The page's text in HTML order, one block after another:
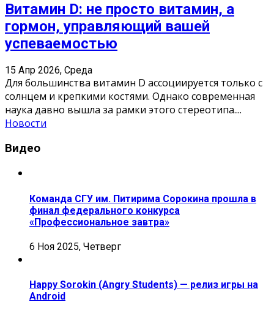
Витамин D: не просто витамин, а
гормон, управляющий вашей
успеваемостью
15 Апр 2026, Среда
Для большинства витамин D ассоциируется только с
солнцем и крепкими костями. Однако современная
наука давно вышла за рамки этого стереотипа....
Новости
Видео
Команда СГУ им. Питирима Сорокина прошла в
финал федерального конкурса
«Профессиональное завтра»
6 Ноя 2025, Четверг
Happy Sorokin (Angry Students) — релиз игры на
Android